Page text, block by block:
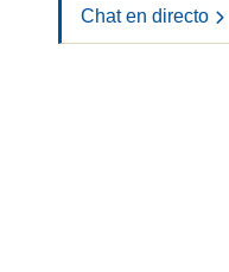
Chat en directo